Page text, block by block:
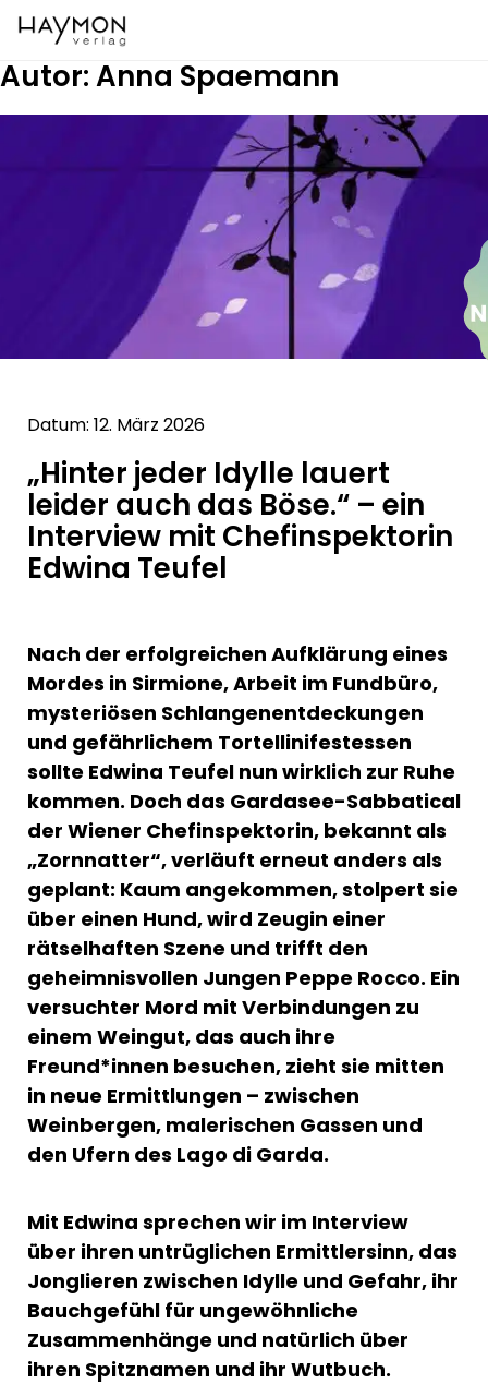
Autor:Anna Spaemann
Datum: 12. März 2026
„Hinter jeder Idylle lauert
leider auch das Böse.“ – ein
Interview mit Chefinspektorin
Edwina Teufel
Nach der erfolgreichen Aufklärung eines
Mordes in Sirmione, Arbeit im Fundbüro,
mysteriösen Schlangenentdeckungen
und gefährlichem Tortellinifestessen
sollte Edwina Teufel nun wirklich zur Ruhe
kommen. Doch das Gardasee-Sabbatical
der Wiener Chefinspektorin, bekannt als
„Zornnatter“, verläuft erneut anders als
geplant: Kaum angekommen, stolpert sie
über einen Hund, wird Zeugin einer
rätselhaften Szene und trifft den
geheimnisvollen Jungen Peppe Rocco. Ein
versuchter Mord mit Verbindungen zu
einem Weingut, das auch ihre
Freund*innen besuchen, zieht sie mitten
in neue Ermittlungen – zwischen
Weinbergen, malerischen Gassen und
den Ufern des Lago di Garda.
Mit Edwina sprechen wir im Interview
über ihren untrüglichen Ermittlersinn, das
Jonglieren zwischen Idylle und Gefahr, ihr
Bauchgefühl für ungewöhnliche
Zusammenhänge und natürlich über
ihren Spitznamen und ihr Wutbuch.